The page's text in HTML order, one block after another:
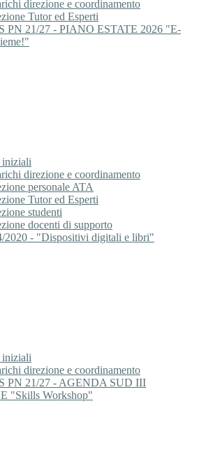
direzione e coordinamento
Tutor ed Esperti
PN 21/27 - PIANO ESTATE 2026 "E-
direzione e coordinamento
personale ATA
Tutor ed Esperti
studenti
docenti di supporto
2020 - "Dispositivi digitali e libri"
direzione e coordinamento
PN 21/27 - AGENDA SUD III
"Skills Workshop"